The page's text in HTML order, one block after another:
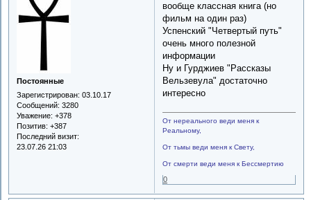
Постоянные
Зарегистрирован: 03.10.17
Сообщений: 3280
Уважение: +378
Позитив: +387
Последний визит:
23.07.26 21:03
вообще классная книга (но
фильм на один раз)
Успенский "Четвертый путь"
очень много полезной
информации
Ну и Гурджиев "Рассказы
Вельзевула" достаточно
интересно
От нереального веди меня к
Реальному,
От тьмы веди меня к Свету,
От смерти веди меня к Бессмертию
0